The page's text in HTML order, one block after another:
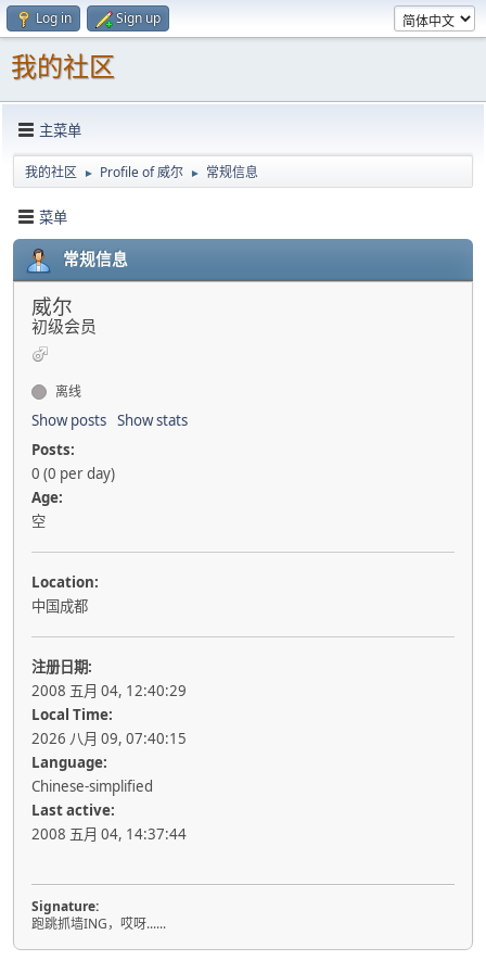
Log in Sign up
我的社区
主菜单
我的社区 ► Profile of 威尔 ► 常规信息
菜单
常规信息
威尔
初级会员
离线
Show posts Show stats
Posts:
0 (0 per day)
Age:
空
Location:
中国成都
注册日期:
2008 五月 04, 12:40:29
Local Time:
2026 八月 09, 07:40:15
Language:
Chinese-simplified
Last active:
2008 五月 04, 14:37:44
Signature:
跑跳抓墙ING，哎呀......